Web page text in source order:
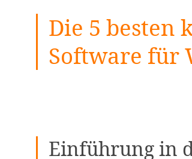
Die 5 besten
Software für
Einführung in